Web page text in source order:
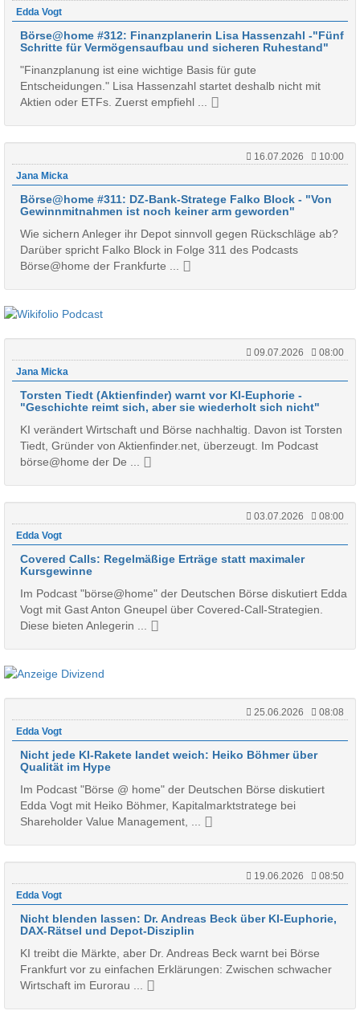
Edda Vogt
Börse@home #312: Finanzplanerin Lisa Hassenzahl -"Fünf
Schritte für Vermögensaufbau und sicheren Ruhestand"
"Finanzplanung ist eine wichtige Basis für gute
Entscheidungen." Lisa Hassenzahl startet deshalb nicht mit
Aktien oder ETFs. Zuerst empfiehl ...
16.07.2026
10:00
Jana Micka
Börse@home #311: DZ-Bank-Stratege Falko Block - "Von
Gewinnmitnahmen ist noch keiner arm geworden"
Wie sichern Anleger ihr Depot sinnvoll gegen Rückschläge ab?
Darüber spricht Falko Block in Folge 311 des Podcasts
Börse@home der Frankfurte ...
09.07.2026
08:00
Jana Micka
Torsten Tiedt (Aktienfinder) warnt vor KI-Euphorie -
"Geschichte reimt sich, aber sie wiederholt sich nicht"
KI verändert Wirtschaft und Börse nachhaltig. Davon ist Torsten
Tiedt, Gründer von Aktienfinder.net, überzeugt. Im Podcast
börse@home der De ...
03.07.2026
08:00
Edda Vogt
Covered Calls: Regelmäßige Erträge statt maximaler
Kursgewinne
Im Podcast "börse@home" der Deutschen Börse diskutiert Edda
Vogt mit Gast Anton Gneupel über Covered-Call-Strategien.
Diese bieten Anlegerin ...
25.06.2026
08:08
Edda Vogt
Nicht jede KI-Rakete landet weich: Heiko Böhmer über
Qualität im Hype
Im Podcast "Börse @ home" der Deutschen Börse diskutiert
Edda Vogt mit Heiko Böhmer, Kapitalmarktstratege bei
Shareholder Value Management, ...
19.06.2026
08:50
Edda Vogt
Nicht blenden lassen: Dr. Andreas Beck über KI-Euphorie,
DAX-Rätsel und Depot-Disziplin
KI treibt die Märkte, aber Dr. Andreas Beck warnt bei Börse
Frankfurt vor zu einfachen Erklärungen: Zwischen schwacher
Wirtschaft im Eurorau ...